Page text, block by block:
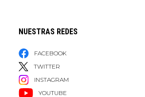
NUESTRAS REDES
FACEBOOK
TWITTER
INSTAGRAM
YOUTUBE